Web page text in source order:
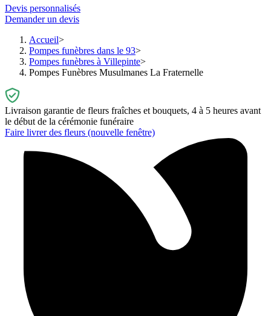
Devis personnalisés
Demander un devis
Accueil
Pompes funèbres dans le 93
Pompes funèbres à Villepinte
Pompes Funèbres Musulmanes La Fraternelle
Livraison garantie de fleurs fraîches et bouquets, 4 à 5 heures avant
le début de la cérémonie funéraire
Faire livrer des fleurs (nouvelle fenêtre)